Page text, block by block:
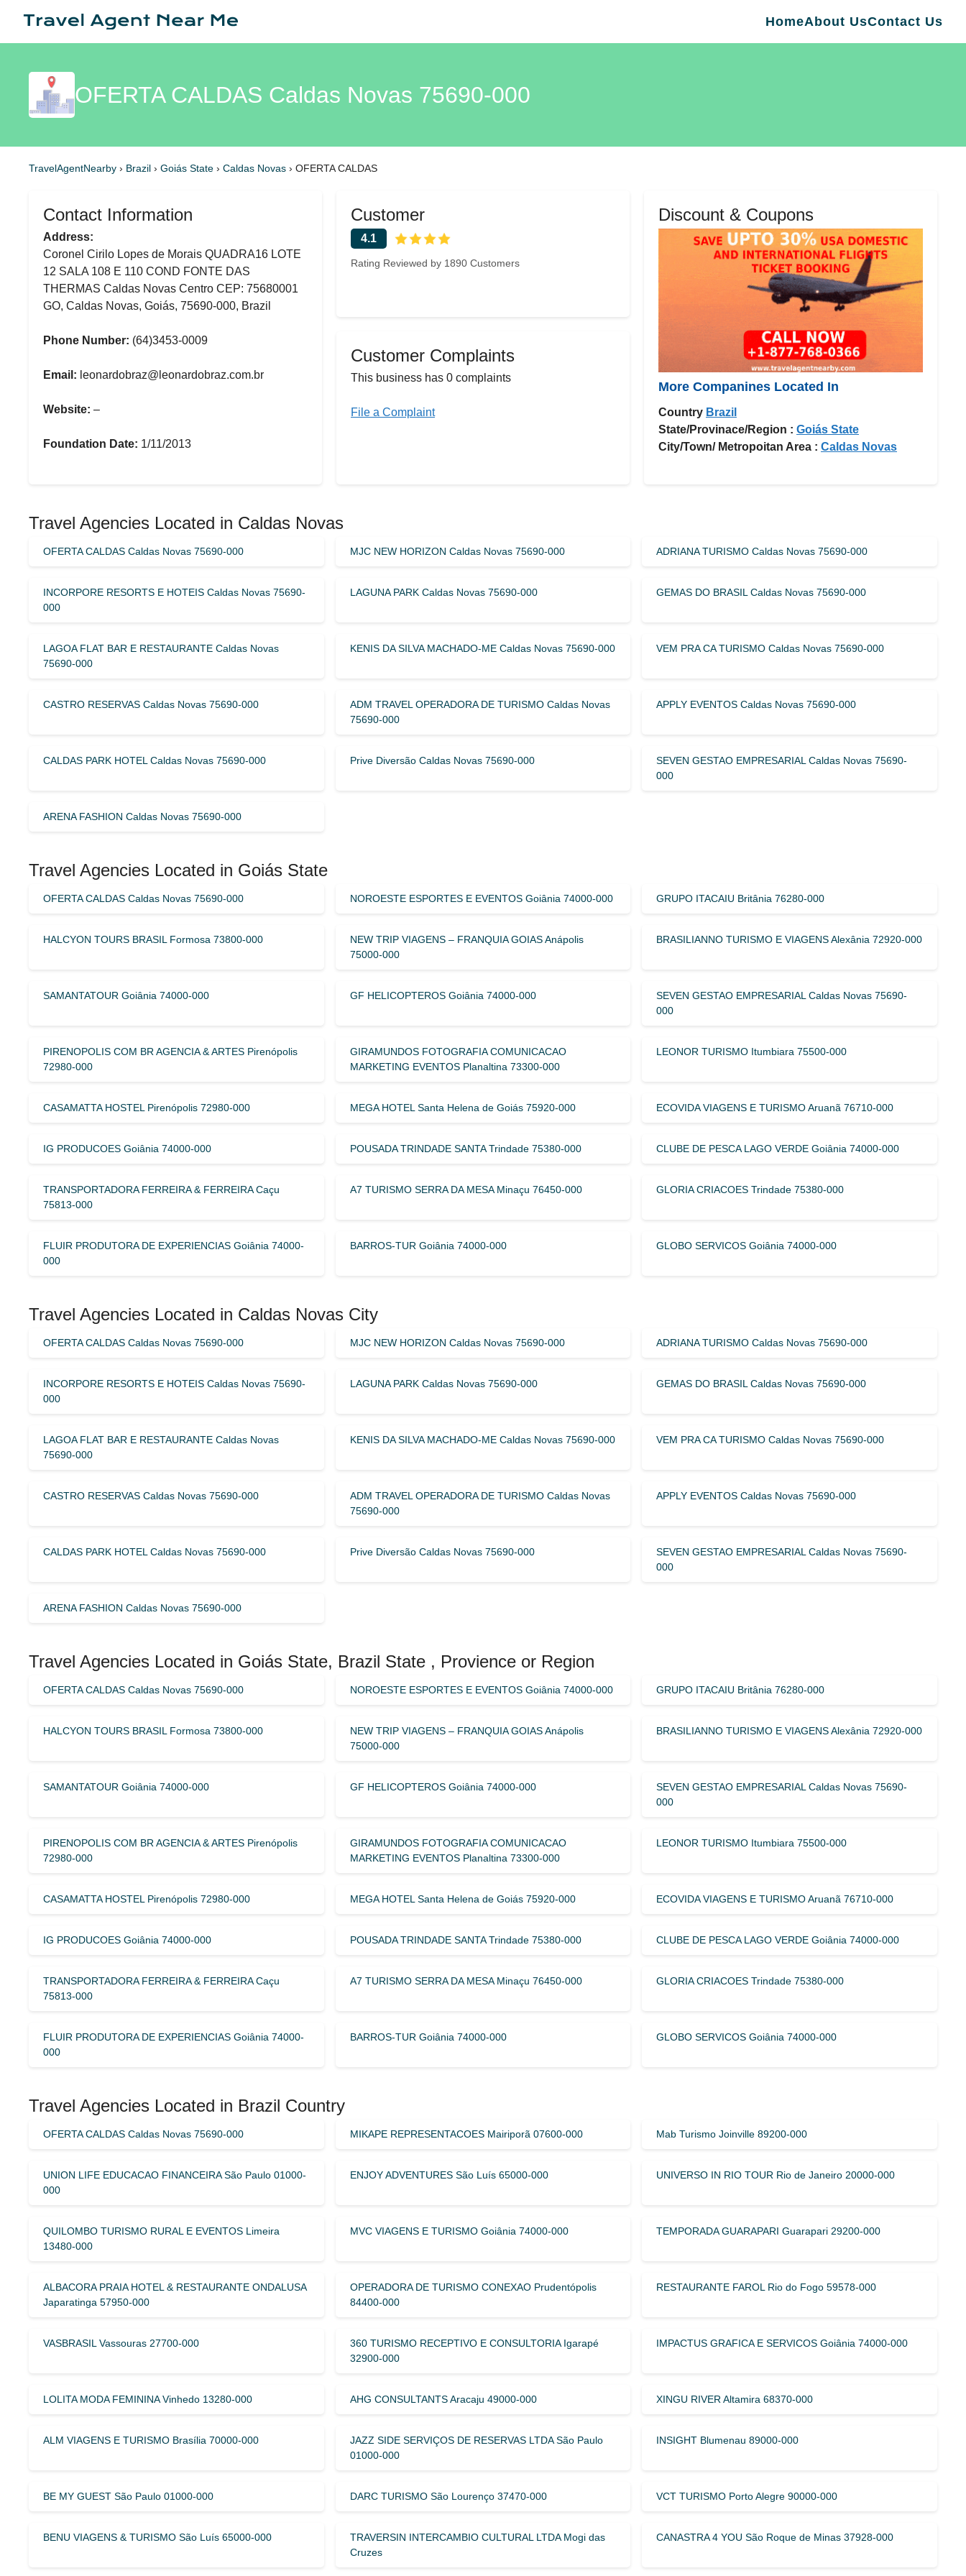
HomeAbout UsContact Us
OFERTA CALDAS Caldas Novas 75690-000
TravelAgentNearby › Brazil › Goiás State › Caldas Novas › OFERTA CALDAS
Contact Information
Address:
Coronel Cirilo Lopes de Morais QUADRA16 LOTE
12 SALA 108 E 110 COND FONTE DAS
THERMAS Caldas Novas Centro CEP: 75680001
GO, Caldas Novas, Goiás, 75690-000, Brazil
Phone Number: (64)3453-0009
Email: leonardobraz@leonardobraz.com.br
Website: –
Foundation Date: 1/11/2013
Customer
4.1
Rating Reviewed by 1890 Customers
Customer Complaints
This business has 0 complaints
File a Complaint
Discount & Coupons
More Companines Located In
Country Brazil
State/Provinace/Region : Goiás State
City/Town/ Metropoitan Area : Caldas Novas
Travel Agencies Located in Caldas Novas
OFERTA CALDAS Caldas Novas 75690-000 MJC NEW HORIZON Caldas Novas 75690-000 ADRIANA TURISMO Caldas Novas 75690-000
INCORPORE RESORTS E HOTEIS Caldas Novas 75690-
000
LAGUNA PARK Caldas Novas 75690-000 GEMAS DO BRASIL Caldas Novas 75690-000
LAGOA FLAT BAR E RESTAURANTE Caldas Novas
75690-000
KENIS DA SILVA MACHADO-ME Caldas Novas 75690-000 VEM PRA CA TURISMO Caldas Novas 75690-000
CASTRO RESERVAS Caldas Novas 75690-000
ADM TRAVEL OPERADORA DE TURISMO Caldas Novas
75690-000
APPLY EVENTOS Caldas Novas 75690-000
CALDAS PARK HOTEL Caldas Novas 75690-000 Prive Diversão Caldas Novas 75690-000
SEVEN GESTAO EMPRESARIAL Caldas Novas 75690-
000
ARENA FASHION Caldas Novas 75690-000
Travel Agencies Located in Goiás State
OFERTA CALDAS Caldas Novas 75690-000 NOROESTE ESPORTES E EVENTOS Goiânia 74000-000 GRUPO ITACAIU Britânia 76280-000
HALCYON TOURS BRASIL Formosa 73800-000
NEW TRIP VIAGENS – FRANQUIA GOIAS Anápolis
75000-000
BRASILIANNO TURISMO E VIAGENS Alexânia 72920-000
SAMANTATOUR Goiânia 74000-000 GF HELICOPTEROS Goiânia 74000-000
SEVEN GESTAO EMPRESARIAL Caldas Novas 75690-
000
PIRENOPOLIS COM BR AGENCIA & ARTES Pirenópolis
72980-000
GIRAMUNDOS FOTOGRAFIA COMUNICACAO
MARKETING EVENTOS Planaltina 73300-000
LEONOR TURISMO Itumbiara 75500-000
CASAMATTA HOSTEL Pirenópolis 72980-000 MEGA HOTEL Santa Helena de Goiás 75920-000 ECOVIDA VIAGENS E TURISMO Aruanã 76710-000
IG PRODUCOES Goiânia 74000-000 POUSADA TRINDADE SANTA Trindade 75380-000 CLUBE DE PESCA LAGO VERDE Goiânia 74000-000
TRANSPORTADORA FERREIRA & FERREIRA Caçu
75813-000
A7 TURISMO SERRA DA MESA Minaçu 76450-000 GLORIA CRIACOES Trindade 75380-000
FLUIR PRODUTORA DE EXPERIENCIAS Goiânia 74000-
000
BARROS-TUR Goiânia 74000-000 GLOBO SERVICOS Goiânia 74000-000
Travel Agencies Located in Caldas Novas City
OFERTA CALDAS Caldas Novas 75690-000 MJC NEW HORIZON Caldas Novas 75690-000 ADRIANA TURISMO Caldas Novas 75690-000
INCORPORE RESORTS E HOTEIS Caldas Novas 75690-
000
LAGUNA PARK Caldas Novas 75690-000 GEMAS DO BRASIL Caldas Novas 75690-000
LAGOA FLAT BAR E RESTAURANTE Caldas Novas
75690-000
KENIS DA SILVA MACHADO-ME Caldas Novas 75690-000 VEM PRA CA TURISMO Caldas Novas 75690-000
CASTRO RESERVAS Caldas Novas 75690-000
ADM TRAVEL OPERADORA DE TURISMO Caldas Novas
75690-000
APPLY EVENTOS Caldas Novas 75690-000
CALDAS PARK HOTEL Caldas Novas 75690-000 Prive Diversão Caldas Novas 75690-000
SEVEN GESTAO EMPRESARIAL Caldas Novas 75690-
000
ARENA FASHION Caldas Novas 75690-000
Travel Agencies Located in Goiás State, Brazil State , Provience or Region
OFERTA CALDAS Caldas Novas 75690-000 NOROESTE ESPORTES E EVENTOS Goiânia 74000-000 GRUPO ITACAIU Britânia 76280-000
HALCYON TOURS BRASIL Formosa 73800-000
NEW TRIP VIAGENS – FRANQUIA GOIAS Anápolis
75000-000
BRASILIANNO TURISMO E VIAGENS Alexânia 72920-000
SAMANTATOUR Goiânia 74000-000 GF HELICOPTEROS Goiânia 74000-000
SEVEN GESTAO EMPRESARIAL Caldas Novas 75690-
000
PIRENOPOLIS COM BR AGENCIA & ARTES Pirenópolis
72980-000
GIRAMUNDOS FOTOGRAFIA COMUNICACAO
MARKETING EVENTOS Planaltina 73300-000
LEONOR TURISMO Itumbiara 75500-000
CASAMATTA HOSTEL Pirenópolis 72980-000 MEGA HOTEL Santa Helena de Goiás 75920-000 ECOVIDA VIAGENS E TURISMO Aruanã 76710-000
IG PRODUCOES Goiânia 74000-000 POUSADA TRINDADE SANTA Trindade 75380-000 CLUBE DE PESCA LAGO VERDE Goiânia 74000-000
TRANSPORTADORA FERREIRA & FERREIRA Caçu
75813-000
A7 TURISMO SERRA DA MESA Minaçu 76450-000 GLORIA CRIACOES Trindade 75380-000
FLUIR PRODUTORA DE EXPERIENCIAS Goiânia 74000-
000
BARROS-TUR Goiânia 74000-000 GLOBO SERVICOS Goiânia 74000-000
Travel Agencies Located in Brazil Country
OFERTA CALDAS Caldas Novas 75690-000 MIKAPE REPRESENTACOES Mairiporã 07600-000 Mab Turismo Joinville 89200-000
UNION LIFE EDUCACAO FINANCEIRA São Paulo 01000-
000
ENJOY ADVENTURES São Luís 65000-000 UNIVERSO IN RIO TOUR Rio de Janeiro 20000-000
QUILOMBO TURISMO RURAL E EVENTOS Limeira
13480-000
MVC VIAGENS E TURISMO Goiânia 74000-000 TEMPORADA GUARAPARI Guarapari 29200-000
ALBACORA PRAIA HOTEL & RESTAURANTE ONDALUSA
Japaratinga 57950-000
OPERADORA DE TURISMO CONEXAO Prudentópolis
84400-000
RESTAURANTE FAROL Rio do Fogo 59578-000
VASBRASIL Vassouras 27700-000
360 TURISMO RECEPTIVO E CONSULTORIA Igarapé
32900-000
IMPACTUS GRAFICA E SERVICOS Goiânia 74000-000
LOLITA MODA FEMININA Vinhedo 13280-000 AHG CONSULTANTS Aracaju 49000-000 XINGU RIVER Altamira 68370-000
ALM VIAGENS E TURISMO Brasília 70000-000
JAZZ SIDE SERVIÇOS DE RESERVAS LTDA São Paulo
01000-000
INSIGHT Blumenau 89000-000
BE MY GUEST São Paulo 01000-000 DARC TURISMO São Lourenço 37470-000 VCT TURISMO Porto Alegre 90000-000
BENU VIAGENS & TURISMO São Luís 65000-000
TRAVERSIN INTERCAMBIO CULTURAL LTDA Mogi das
Cruzes
CANASTRA 4 YOU São Roque de Minas 37928-000